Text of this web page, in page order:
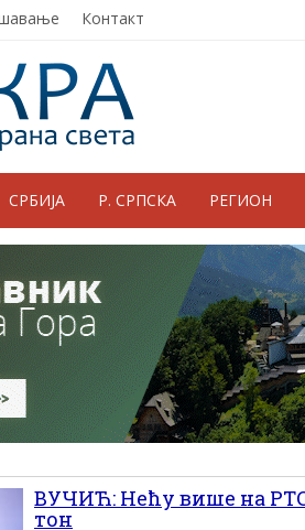
Контакт
СРБИЈА Р. СРПСКА РЕГИОН
ВУЧИЋ: Нећу више на
тон